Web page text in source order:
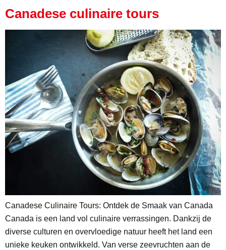
Canadese culinaire tours
Canadese Culinaire Tours: Ontdek de Smaak van Canada
Canada is een land vol culinaire verrassingen. Dankzij de
diverse culturen en overvloedige natuur heeft het land een
unieke keuken ontwikkeld. Van verse zeevruchten aan de